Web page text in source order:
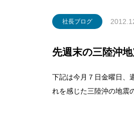
社長ブログ
先週末の三陸沖
下記は今月７日金曜日、
れを感じた三陸沖の地震